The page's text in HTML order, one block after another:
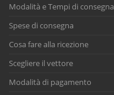
Modalità e Tempi di consegna
Spese di consegna
Cosa fare alla ricezione
Scegliere il vettore
Modalità di pagamento